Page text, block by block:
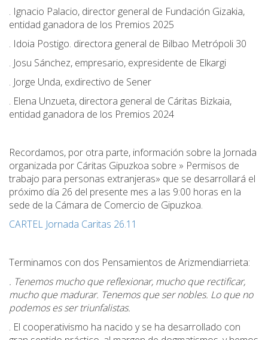
. Ignacio Palacio, director general de Fundación Gizakia,
entidad ganadora de los Premios 2025
. Idoia Postigo. directora general de Bilbao Metrópoli 30
. Josu Sánchez, empresario, expresidente de Elkargi
. Jorge Unda, exdirectivo de Sener
. Elena Unzueta, directora general de Cáritas Bizkaia,
entidad ganadora de los Premios 2024
Recordamos, por otra parte, información sobre la Jornada
organizada por Cáritas Gipuzkoa sobre » Permisos de
trabajo para personas extranjeras» que se desarrollará el
próximo día 26 del presente mes a las 9:00 horas en la
sede de la Cámara de Comercio de Gipuzkoa.
CARTEL Jornada Caritas 26.11
Terminamos con dos Pensamientos de Arizmendiarrieta:
. Tenemos mucho que reflexionar, mucho que rectificar,
mucho que madurar. Tenemos que ser nobles. Lo que no
podemos es ser triunfalistas.
. El cooperativismo ha nacido y se ha desarrollado con